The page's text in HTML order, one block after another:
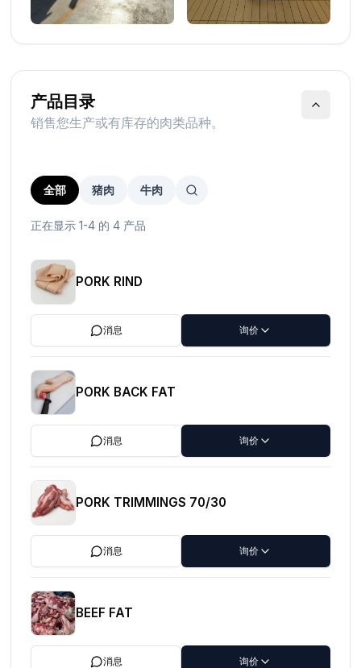
产品目录
销售您生产或有库存的肉类品种。
全部 猪肉 牛肉
正在显示 1-4 的 4 产品
PORK RIND
消息 询价
PORK BACK FAT
消息 询价
PORK TRIMMINGS 70/30
消息 询价
BEEF FAT
消息 询价